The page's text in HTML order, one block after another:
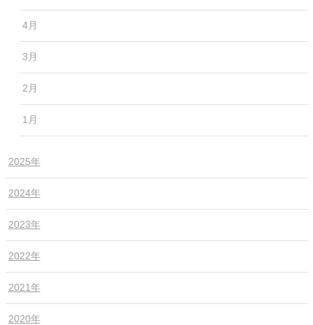
4月
3月
2月
1月
2025年
2024年
2023年
2022年
2021年
2020年